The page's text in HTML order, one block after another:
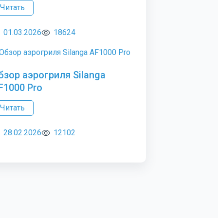
Читать
01.03.2026 18624
аэрогриля Silanga
Pro
Читать
28.02.2026 12102